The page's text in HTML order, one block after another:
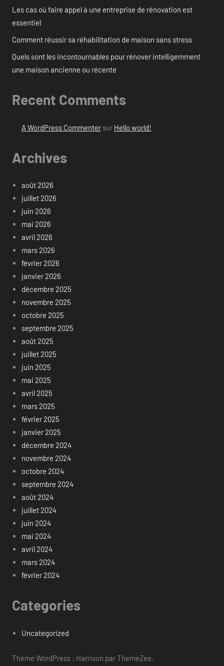
Les cas où faire appel à une entreprise de rénovation est
essentiel
Comment réussir sa réhabilitation de maison sans stress
Quels sont les incontournables pour rénover intelligemment
une maison ancienne ou récente
Recent Comments
A WordPress Commentersur Hello world!
Archives
août 2026
juillet 2026
juin 2026
mai 2026
avril 2026
mars 2026
février 2026
janvier 2026
décembre 2025
novembre 2025
octobre 2025
septembre 2025
août 2025
juillet 2025
juin 2025
mai 2025
avril 2025
mars 2025
février 2025
janvier 2025
décembre 2024
novembre 2024
octobre 2024
septembre 2024
août 2024
juillet 2024
juin 2024
mai 2024
avril 2024
mars 2024
février 2024
Categories
Uncategorized
Thème WordPress : Harrison par ThemeZee.